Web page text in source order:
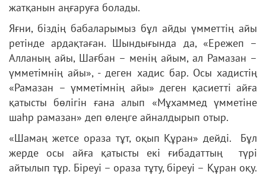
жатқанын аңғаруға болады.
Яғни, біздің бабаларымыз бұл айды үмметтің айы
ретінде ардақтаған. Шындығында да, «Ережеп –
Алланың айы, Шағбан – менің айым, ал Рамазан –
үмметімнің айы», - деген хадис бар. Осы хадистің
«Рамазан – үмметімнің айы» деген қасиетті айға
қатысты бөлігін ғана алып «Мұхаммед үмметіне
шаһр рамазан» деп өлеңге айналдырып отыр.
«Шамаң жетсе ораза тұт, оқып Құран» дейді. Бұл
жерде осы айға қатысты екі ғибадаттың түрі
айтылып тұр. Біреуі – ораза тұту, біреуі – Құран оқу.